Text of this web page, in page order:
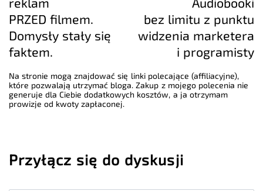
PRZED filmem.
Domysły stały się
faktem.
bez limitu z punktu
widzenia marketera
i programisty
Na stronie mogą znajdować się linki polecające (affiliacyjne),
które pozwalają utrzymać bloga. Zakup z mojego polecenia nie
generuje dla Ciebie dodatkowych kosztów, a ja otrzymam
prowizje od kwoty zapłaconej.
Przyłącz się do dyskusji